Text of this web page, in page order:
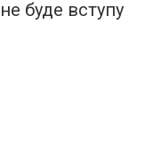
буде вступу